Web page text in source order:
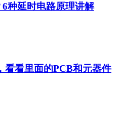
种延时电路原理讲解
看看里面的PCB和元器件